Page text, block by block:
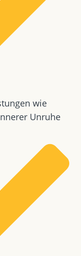
wie
Unruhe